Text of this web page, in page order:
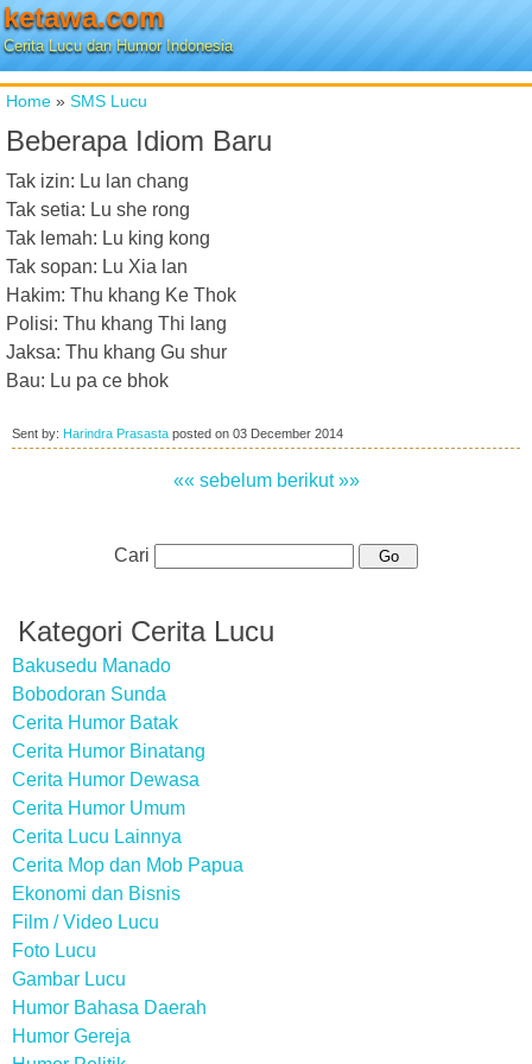
ketawa.com
Cerita Lucu dan Humor Indonesia
Home » SMS Lucu
Beberapa Idiom Baru
Tak izin: Lu lan chang
Tak setia: Lu she rong
Tak lemah: Lu king kong
Tak sopan: Lu Xia lan
Hakim: Thu khang Ke Thok
Polisi: Thu khang Thi lang
Jaksa: Thu khang Gu shur
Bau: Lu pa ce bhok
Sent by: Harindra Prasasta posted on 03 December 2014
«« sebelum berikut »»
Cari
Kategori Cerita Lucu
Bakusedu Manado
Bobodoran Sunda
Cerita Humor Batak
Cerita Humor Binatang
Cerita Humor Dewasa
Cerita Humor Umum
Cerita Lucu Lainnya
Cerita Mop dan Mob Papua
Ekonomi dan Bisnis
Film / Video Lucu
Foto Lucu
Gambar Lucu
Humor Bahasa Daerah
Humor Gereja